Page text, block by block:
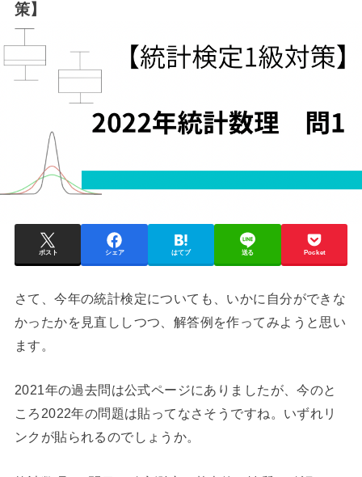
策】
ポスト シェア はてブ 送る Pocket
さて、今年の統計検定についても、いかに自分ができな
かったかを見直ししつつ、解答例を作ってみようと思い
ます。
2021年の過去問は公式ページにありましたが、今のと
ころ2022年の問題は貼ってなさそうですね。いずれリ
ンクが貼られるのでしょうか。